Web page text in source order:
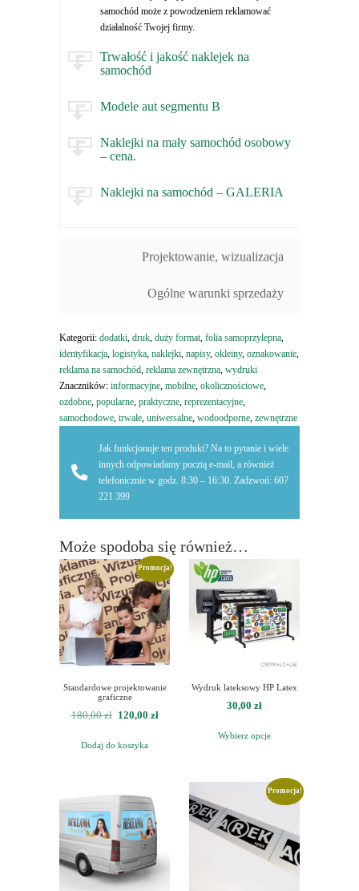
samochód może z powodzeniem reklamować
działalność Twojej firmy.
Trwałość i jakość naklejek na
samochód
Modele aut segmentu B
Naklejki na mały samochód osobowy
– cena.
Naklejki na samochód – GALERIA
Projektowanie, wizualizacja
Ogólne warunki sprzedaży
Kategorii: dodatki, druk, duży format, folia samoprzylepna,
identyfikacja, logistyka, naklejki, napisy, okleiny, oznakowanie,
reklama na samochód, reklama zewnętrzna, wydruki
Znaczników: informacyjne, mobilne, okolicznościowe,
ozdobne, popularne, praktyczne, reprezentacyjne,
samochodowe, trwałe, uniwersalne, wodoodporne, zewnętrzne
Jak funkcjonuje ten produkt? Na to pytanie i wiele
innych odpowiadamy pocztą e-mail, a również
telefonicznie w godz. 8:30 – 16:30. Zadzwoń: 607
221 399
Może spodoba się również…
Promocja!
Standardowe projektowanie
graficzne
180,00zł Pierwotna
wynosiła:
120,00 zł
Dodaj do koszyka
Wydruk lateksowy HP Latex
30,00 zł
Wybierz opcje
Promocja!